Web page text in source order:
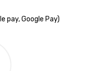
pay, Google Pay)